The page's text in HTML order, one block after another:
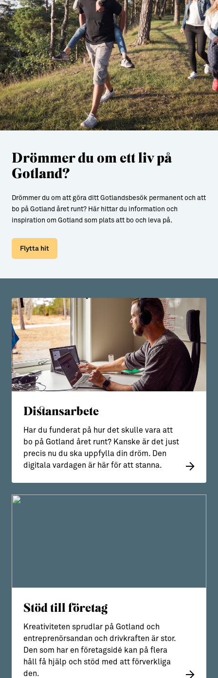
Drömmer du om ett liv på
Gotland?
Drömmer du om att göra ditt Gotlandsbesök permanent och att
bo på Gotland året runt? Här hittar du information och
inspiration om Gotland som plats att bo och leva på.
Flytta hit
Distansarbete
Har du funderat på hur det skulle vara att
bo på Gotland året runt? Kanske är det just
precis nu du ska uppfylla din dröm. Den
digitala vardagen är här för att stanna.
Stöd till företag
Kreativiteten sprudlar på Gotland och
entreprenörsandan och drivkraften är stor.
Den som har en företagsidé kan på flera
håll få hjälp och stöd med att förverkliga
den.